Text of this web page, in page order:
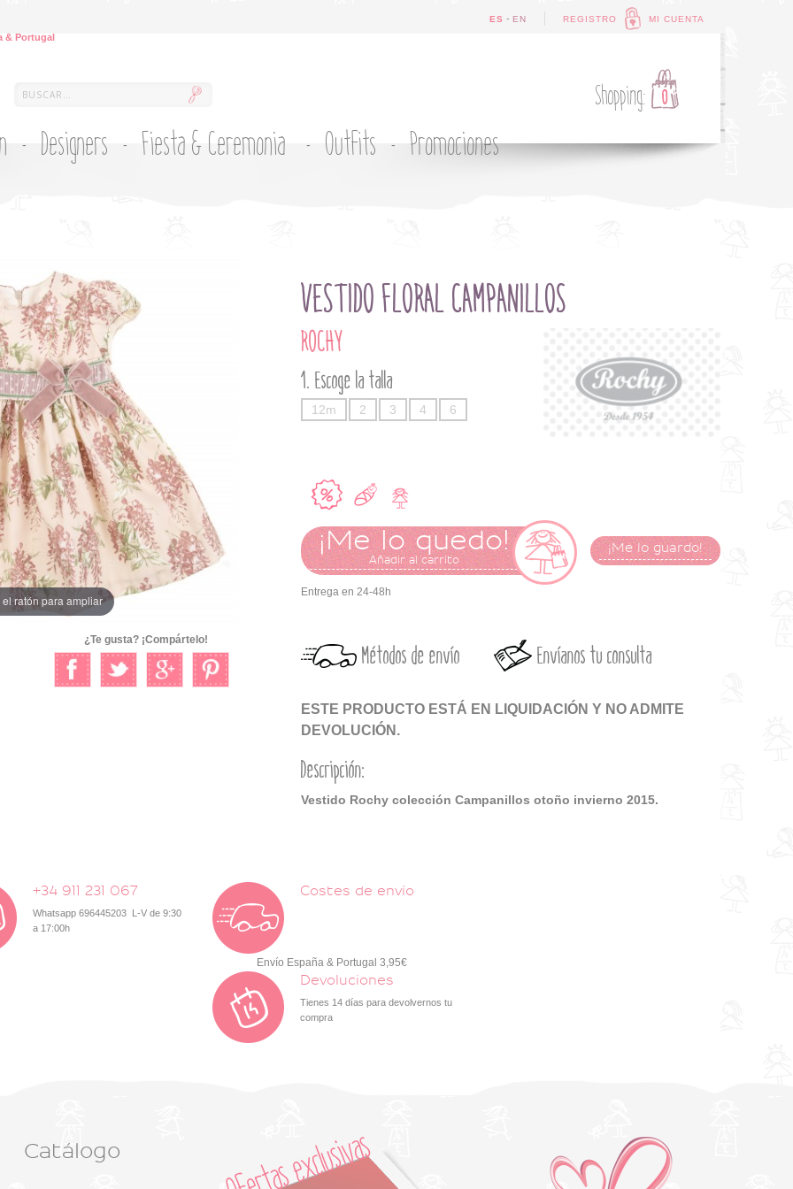
& Portugal
REGISTRO MI CUENTA
ES - EN
Shopping: 0
Designers Fiesta & Ceremonia Outfits Promociones
el ratón para ampliar
¿Te gusta? ¡Compártelo!
VESTIDO FLORAL CAMPANILLOS
ROCHY
Escoge la talla
12m 2 3 4 6
¡Me lo quedo!
Añadir al carrito
¡Me lo guardo!
Entrega en 24-48h
Métodos de envío Envíanos tu consulta
ESTE PRODUCTO ESTÁ EN LIQUIDACIÓN Y NO ADMITE
DEVOLUCIÓN.
Descripción:
Vestido Rochy colección Campanillos otoño invierno 2015.
+34 911 231 067
Whatsapp 696445203 L-V de 9:30
a 17:00h
Costes de envío
Envío España & Portugal 3,95€
Devoluciones
Tienes 14 días para devolvernos tu
compra
Catálogo